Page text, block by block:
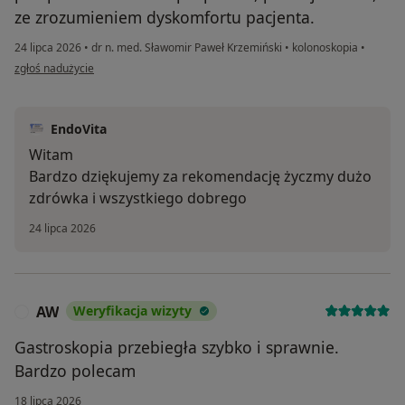
ze zrozumieniem dyskomfortu pacjenta.
24 lipca 2026 • dr n. med. Sławomir Paweł Krzemiński • kolonoskopia •
w opinii użytkownika Michał K.
zgłoś nadużycie
EndoVita
Witam
Bardzo dziękujemy za rekomendację życzmy dużo
zdrówka i wszystkiego dobrego
24 lipca 2026
AW Weryfikacja wizyty
Gastroskopia przebiegła szybko i sprawnie.
Bardzo polecam
18 lipca 2026